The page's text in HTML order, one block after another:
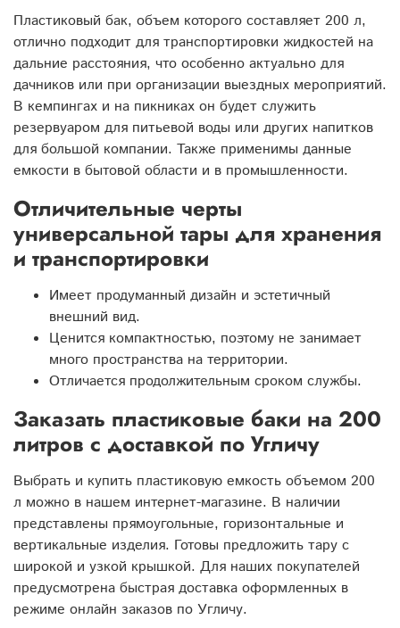
Пластиковый бак, объем которого составляет 200 л,
отлично подходит для транспортировки жидкостей на
дальние расстояния, что особенно актуально для
дачников или при организации выездных мероприятий.
В кемпингах и на пикниках он будет служить
резервуаром для питьевой воды или других напитков
для большой компании. Также применимы данные
емкости в бытовой области и в промышленности.
Отличительные черты
универсальной тары для хранения
и транспортировки
Имеет продуманный дизайн и эстетичный
внешний вид.
Ценится компактностью, поэтому не занимает
много пространства на территории.
Отличается продолжительным сроком службы.
Заказать пластиковые баки на 200
литров с доставкой по Угличу
Выбрать и купить пластиковую емкость объемом 200
л можно в нашем интернет-магазине. В наличии
представлены прямоугольные, горизонтальные и
вертикальные изделия. Готовы предложить тару с
широкой и узкой крышкой. Для наших покупателей
предусмотрена быстрая доставка оформленных в
режиме онлайн заказов по Угличу.